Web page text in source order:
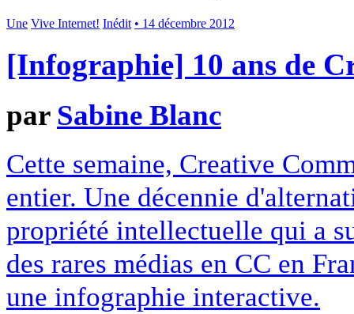
Une Vive Internet! Inédit • 14 décembre 2012
[Infographie] 10 ans de
par Sabine Blanc
Cette semaine, Creative
entier. Une décennie
propriété intellectuelle qui a
des rares médias en CC en
une infographie interactive.